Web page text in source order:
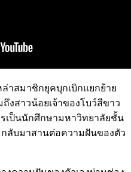
ล่าสมาชิกยุคบุกเบิกแยกย้าย
งสาวน้อยเจ้าของโบว์สีขาว
รเป็นนักศึกษามหาวิทยาลัยชั้น
กลับมาสานต่อความฝันของตัว